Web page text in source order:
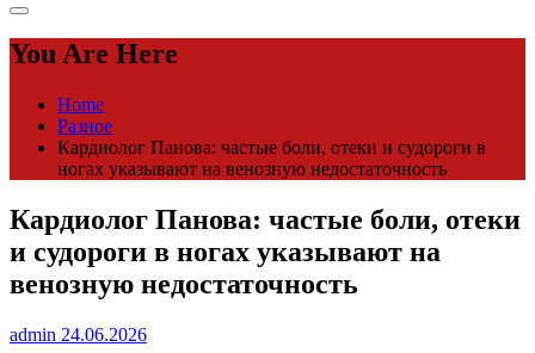
You Are Here
Home
Разное
Кардиолог Панова: частые боли, отеки и судороги в
ногах указывают на венозную недостаточность
Кардиолог Панова: частые боли, отеки
и судороги в ногах указывают на
венозную недостаточность
admin 24.06.2026